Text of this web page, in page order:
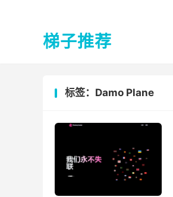
梯子推荐
标签：Damo Plane